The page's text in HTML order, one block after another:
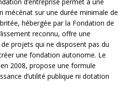
mécénat sur une durée minimale de
hébergée par la Fondation de
reconnu, offre une
projets qui ne disposent pas du
une fondation autonome. Le
2008, propose une formule
d’utilité publique ni dotation